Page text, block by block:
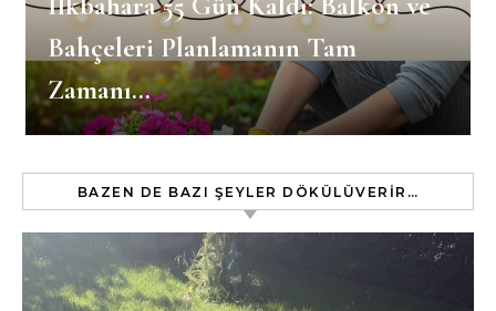
Bahçeleri Planlamanın Tam
Zamanı…
BAZEN DE BAZI ŞEYLER DÖKÜLÜVERIR…